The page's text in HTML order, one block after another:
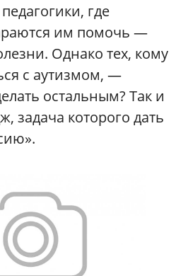
где
им помочь —
Однако тех, кому
с аутизмом, —
остальным? Так и
задача которого дать